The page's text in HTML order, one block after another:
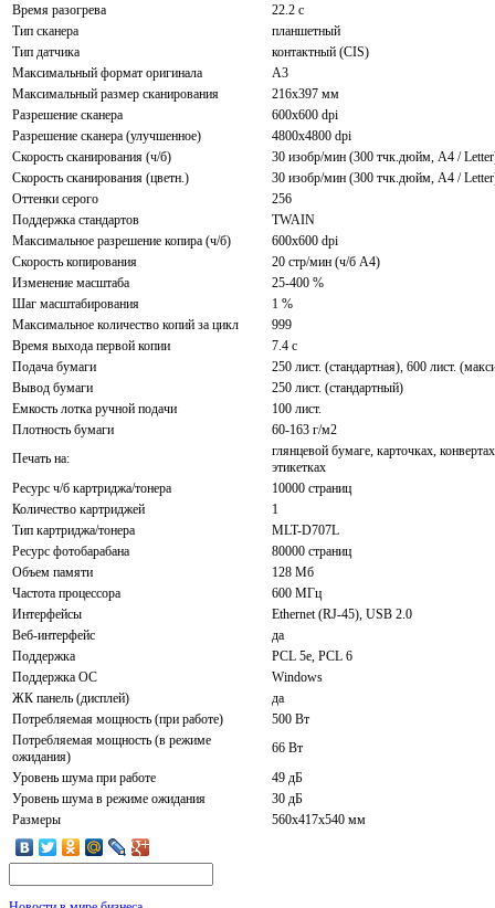
Время разогрева
22.2 с
Тип сканера
планшетный
Тип датчика
контактный (CIS)
Максимальный формат оригинала
A3
Максимальный размер сканирования
216x397 мм
Разрешение сканера
600x600 dpi
Разрешение сканера (улучшенное)
4800x4800 dpi
Скорость сканирования (ч/б)
30 изобр/мин (300 тчк.дюйм, A4 /
Скорость сканирования (цветн.)
30 изобр/мин (300 тчк.дюйм, A4 /
Оттенки серого
256
Поддержка стандартов
TWAIN
Максимальное разрешение копира (ч/б)
600x600 dpi
Скорость копирования
20 стр/мин (ч/б А4)
Изменение масштаба
25-400 %
Шаг масштабирования
1 %
Максимальное количество копий за цикл
999
Время выхода первой копии
7.4 с
Подача бумаги
250 лист. (стандартная), 600 лист.
Вывод бумаги
250 лист. (стандартный)
Емкость лотка ручной подачи
100 лист.
Плотность бумаги
60-163 г/м2
Печать на:
глянцевой бумаге, карточках,
этикетках
Ресурс ч/б картриджа/тонера
10000 страниц
Количество картриджей
1
Тип картриджа/тонера
MLT-D707L
Ресурс фотобарабана
80000 страниц
Объем памяти
128 Мб
Частота процессора
600 МГц
Интерфейсы
Ethernet (RJ-45), USB 2.0
Веб-интерфейс
да
Поддержка
PCL 5e, PCL 6
Поддержка ОС
Windows
ЖК панель (дисплей)
да
Потребляемая мощность (при работе)
500 Вт
Потребляемая мощность (в режиме
ожидания)
66 Вт
Уровень шума при работе
49 дБ
Уровень шума в режиме ожидания
30 дБ
Размеры
560x417x540 мм